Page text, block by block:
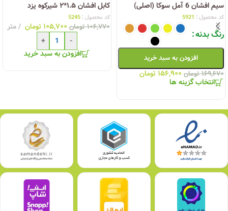
سیم افشان 6 آمل سوکا (اصلی)
کد محصول : 5921
رنگ بدنه
افزودن به سبد خرید
۱۶۹,۶۷۰ تومان ۱۵۶,۹۰۰ تومان
انتخاب گزینه ها
کابل افشان ۱.۵*۲ شیرکوه یزد
کد محصول : 5245
۱۰۶,۷۷۰ تومان ۱۰۵,۷۰۰ تومان
متر
-
+
افزودن به سبد خرید